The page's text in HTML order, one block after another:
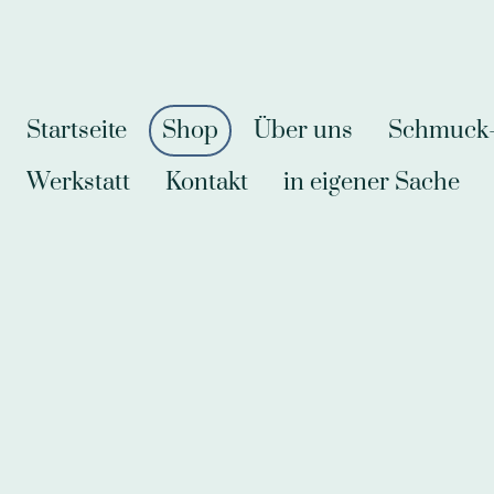
Startseite Shop Über uns
Werkstatt
Kontakt in eigener Sache